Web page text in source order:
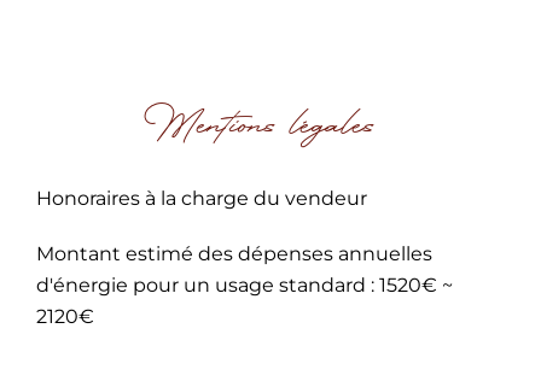
Mentions légales
Honoraires à la charge du vendeur
Montant estimé des dépenses annuelles
d'énergie pour un usage standard : 1520€ ~
2120€